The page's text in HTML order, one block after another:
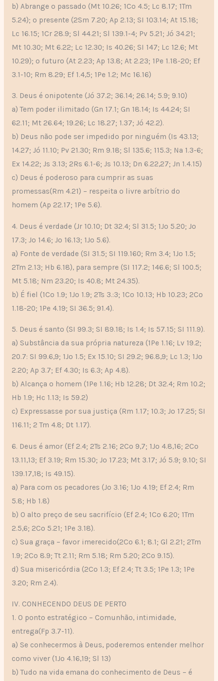
b) Abrange o passado (Mt 10.26; 1Co 4.5; Lc 8.17; 1Tm
5.24); o presente (2Sm 7.20; Ap 2.13; SI 103.14; At 15.18;
Lc 16.15; 1Cr 28.9; Sl 44.21; Sl 139.1-4; Pv 5.21; Jó 34.21;
Mt 10.30; Mt 6.22; Lc 12.30; Is 40.26; SI 147; Lc 12.6; Mt
10.29); o futuro (At 2.23; Ap 13.8; At 2.23; 1Pe 1.18-20; Ef
3.1-10; Rm 8.29; Ef 1.4,5; 1Pe 1.2; Mc 16.16)
3. Deus é onipotente (Jó 37.2; 36.14; 26.14; 5.9; 9.10)
a) Tem poder ilimitado (Gn 17.1; Gn 18.14; Is 44.24; SI
62.11; Mt 26.64; 19.26; Lc 18.27; 1.37; Jó 42.2).
b) Deus não pode ser impedido por ninguém (Is 43.13;
14.27; Jó 11.10; Pv 21.30; Rm 9.18; Sl 135.6; 115.3; Na 1.3-6;
Ex 14.22; Js 3.13; 2Rs 6.1-6; Js 10.13; Dn 6.22,27; Jn 1.4.15)
c) Deus é poderoso para cumprir as suas
promessas(Rm 4.21) – respeita o livre arbítrio do
homem (Ap 22.17; 1Pe 5.6).
4. Deus é verdade (Jr 10.10; Dt 32.4; Sl 31.5; 1Jo 5.20; Jo
17.3; Jo 14.6; Jo 16.13; 1Jo 5.6).
a) Fonte de verdade (SI 31.5; SI 119.160; Rm 3.4; 1Jo 1.5;
2Tm 2.13; Hb 6.18), para sempre (SI 117.2; 146.6; Sl 100.5;
Mt 5.18; Nm 23.20; Is 40.8; Mt 24.35).
b) É fiel (1Co 1.9; 1Jo 1.9; 2Ts 3.:3; 1Co 10.13; Hb 10.23; 2Co
1.18-20; 1Pe 4.19; SI 36.5; 91.4).
5. Deus é santo (SI 99.3; SI 89.18; Is 1.4; Is 57.15; SI 111.9).
a) Substância da sua própria natureza (1Pe 1.16; Lv 19.2;
20.7: SI 99.6,9; 1Jo 1.5; Ex 15.10; SI 29.2; 96.8,9; Lc 1.3; 1Jo
2.20; Ap 3.7; Ef 4.30; Is 6.3; Ap 4.8).
b) Alcança o homem (1Pe 1.16; Hb 12.28; Dt 32.4; Rm 10.2;
Hb 1.9; Hc 1.13; Is 59.2)
c) Expressasse por sua justiça (Rm 1.17; 10.3; Jo 17.25; SI
116.11; 2 Tm 4.8; Dt 1.17).
6. Deus é amor (Ef 2.4; 2Ts 2.16; 2Co 9,7; 1Jo 4.8,16; 2Co
13.11,13; Ef 3.19; Rm 15.30; Jo 17.23; Mt 3.17; Jó 5.9; 9.10; SI
139.17,18; Is 49.15).
a) Para com os pecadores (Jo 3.16; 1Jo 4.19; Ef 2.4; Rm
5.8; Hb 1.8)
b) O alto preço de seu sacrifício (Ef 2.4; 1Co 6.20; 1Tm
2.5,6; 2Co 5.21; 1Pe 3.18).
c) Sua graça – favor imerecido(2Co 6.1; 8.1; Gl 2.21; 2Tm
1.9; 2Co 8.9; Tt 2.11; Rm 5.18; Rm 5.20; 2Co 9.15).
d) Sua misericórdia (2Co 1.3; Ef 2.4; Tt 3.5; 1Pe 1.3; 1Pe
3.20; Rm 2.4).
IV. CONHECENDO DEUS DE PERTO
1. O ponto estratégico – Comunhão, intimidade,
entrega(Fp 3.7-11).
a) Se conhecermos à Deus, poderemos entender melhor
como viver (1Jo 4.16,19; Sl 13)
b) Tudo na vida emana do conhecimento de Deus – é